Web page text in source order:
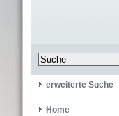
erweiterte Suche
Home